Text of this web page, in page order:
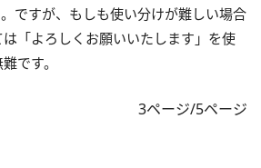
ですが、もしも使い分けが難しい場合
「よろしくお願いいたします」を使
です。
3ページ/5ページ